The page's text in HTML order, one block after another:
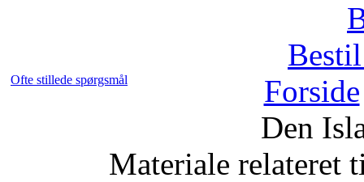
Ofte stillede spørgsmål Forside
Den
Materiale relateret